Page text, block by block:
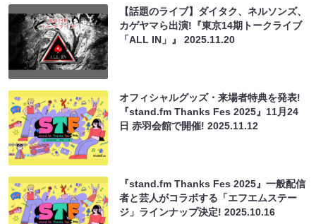
【話題のライブ】ダイタク、ネルソンズ、
カゲヤマら出演!『東京14期トークライブ
「ALL IN」』2025.11.20
オフィシャルグッズ・来場者特典を発表!
『stand.fm Thanks Fes 2025』11月24
日 赤羽会館で開催!2025.11.12
『stand.fm Thanks Fes 2025』一般配信
者と芸人がコラボする「エフエムステー
ジ」ラインナップ決定!2025.10.16